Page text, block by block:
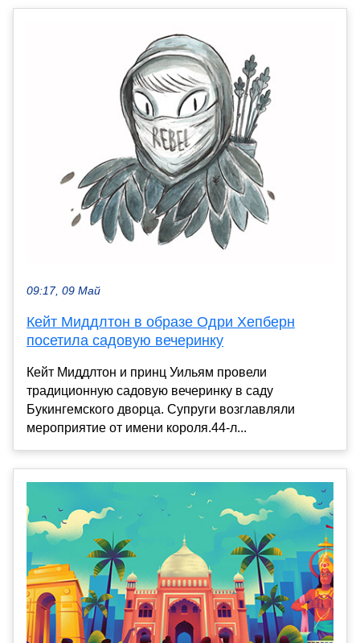
09:17, 09 Май
Кейт Миддлтон в образе Одри Хепберн
посетила садовую вечеринку
Кейт Миддлтон и принц Уильям провели
традиционную садовую вечеринку в саду
Букингемского дворца. Супруги возглавляли
мероприятие от имени короля.44-л...